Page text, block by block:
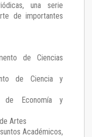
una serie
de importantes
de Ciencias
de Ciencia y
de Economía y
Artes
Académicos,